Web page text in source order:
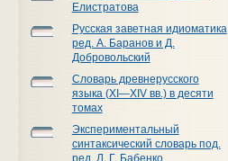
Елистратова
Русская заветная идиоматика
ред. А. Баранов и Д.
Добровольский
Словарь древнерусского
языка (XI—XIV вв.) в десяти
томах
Экспериментальный
синтаксический словарь под.
ред. Л. Г. Бабенко